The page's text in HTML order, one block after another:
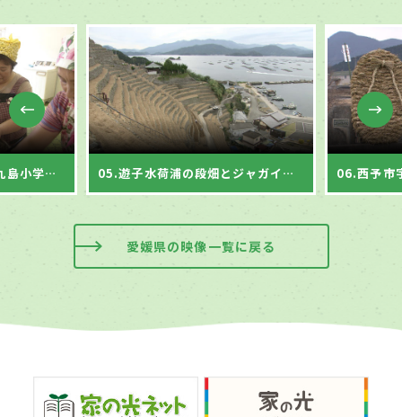
04.宇和島の郷土料理と九島小学校の盆踊り 05.遊子水荷浦の段畑とジャガイモの植え付け
愛媛県の映像一覧に戻る